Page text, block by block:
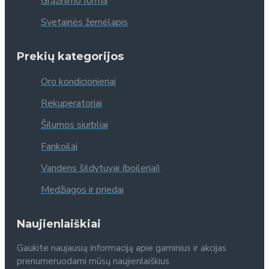
Svetainės žemėlapis
Prekių kategorijos
Oro kondicionieriai
Rekuperatoriai
Šilumos siurbliai
Fankoilai
Vandens šildytuvai (boileriai)
Medžiagos ir priedai
Naujienlaiškiai
Gaukite naujausią informaciją apie gaminius ir akcijas
prenumeruodami mūsų naujienlaiškius